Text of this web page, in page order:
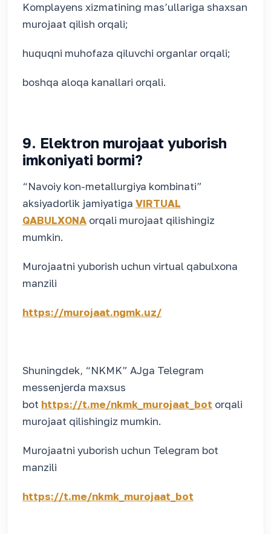
Komplayens xizmatining mas’ullariga shaxsan
murojaat qilish orqali;
huquqni muhofaza qiluvchi organlar orqali;
boshqa aloqa kanallari orqali.
9. Elektron murojaat yuborish
imkoniyati bormi?
“Navoiy kon-metallurgiya kombinati”
aksiyadorlik jamiyatiga VIRTUAL
QABULXONA orqali murojaat qilishingiz
mumkin.
Murojaatni yuborish uchun virtual qabulxona
manzili
https://murojaat.ngmk.uz/
Shuningdek, “NKMK” AJga Telegram
messenjerda maxsus
bot https://t.me/nkmk_murojaat_bot orqali
murojaat qilishingiz mumkin.
Murojaatni yuborish uchun Telegram bot
manzili
https://t.me/nkmk_murojaat_bot